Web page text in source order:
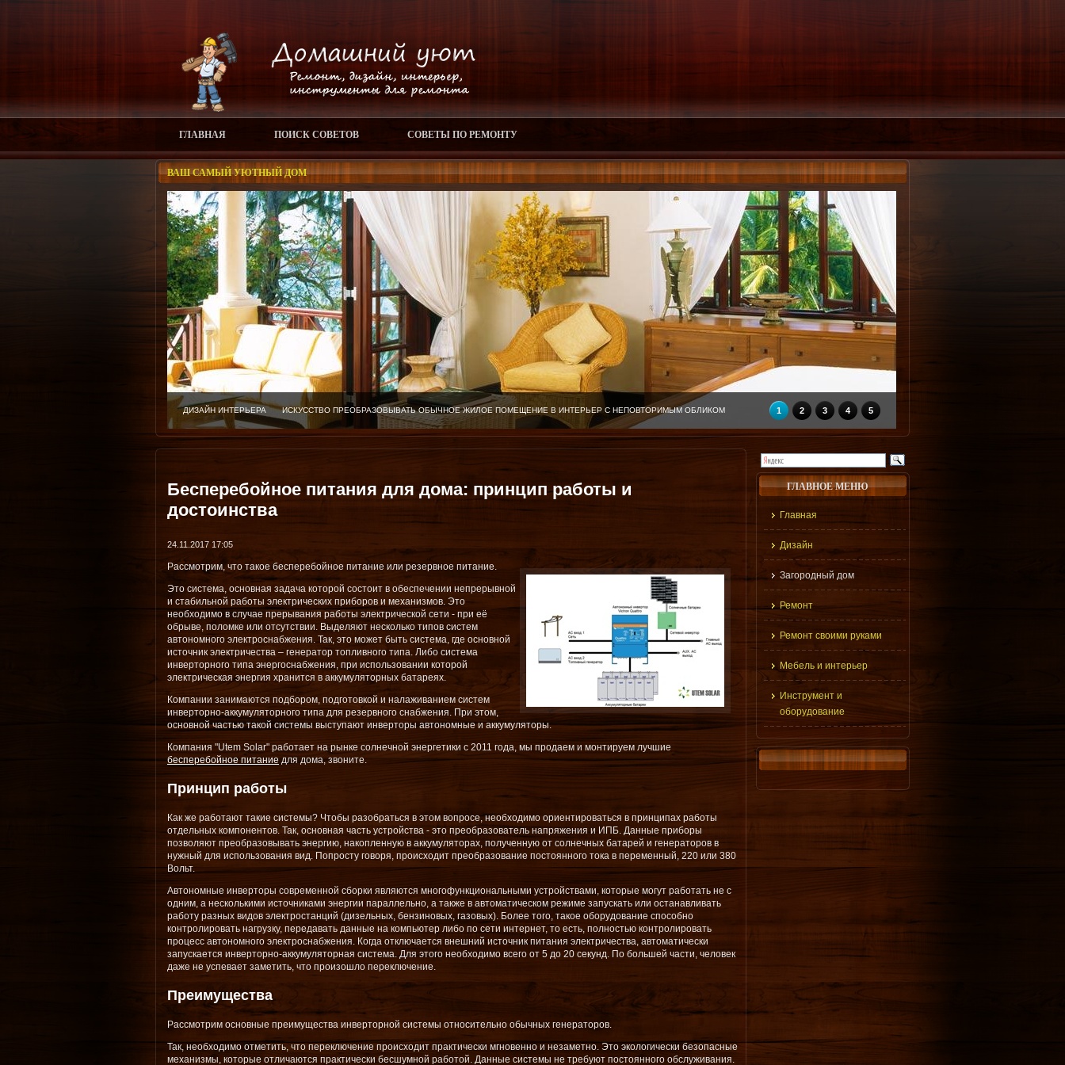
ГЛАВНАЯ ПОИСК СОВЕТОВ СОВЕТЫ ПО РЕМОНТУ
ВАШ САМЫЙ УЮТНЫЙ ДОМ
ДИЗАЙН ИНТЕРЬЕРА ИСКУССТВО ПРЕОБРАЗОВЫВАТЬ ОБЫЧНОЕ ЖИЛОЕ ПОМЕЩЕНИЕ В ИНТЕРЬЕР С НЕПОВТОРИМЫМ ОБЛИКОМ 1 2 3 4 5
Бесперебойное питания для дома: принцип работы и
достоинства
24.11.2017 17:05
Рассмотрим, что такое бесперебойное питание или резервное питание.
Это система, основная задача которой состоит в обеспечении непрерывной
и стабильной работы электрических приборов и механизмов. Это
необходимо в случае прерывания работы электрической сети - при её
обрыве, поломке или отсутствии. Выделяют несколько типов систем
автономного электроснабжения. Так, это может быть система, где основной
источник электричества – генератор топливного типа. Либо система
инверторного типа энергоснабжения, при использовании которой
электрическая энергия хранится в аккумуляторных батареях.
Компании занимаются подбором, подготовкой и налаживанием систем
инверторно-аккумуляторного типа для резервного снабжения. При этом,
основной частью такой системы выступают инверторы автономные и аккумуляторы.
Компания "Utem Solar" работает на рынке солнечной энергетики с 2011 года, мы продаем и монтируем лучшие
бесперебойное питание для дома, звоните.
Принцип работы
Как же работают такие системы? Чтобы разобраться в этом вопросе, необходимо ориентироваться в принципах работы
отдельных компонентов. Так, основная часть устройства - это преобразователь напряжения и ИПБ. Данные приборы
позволяют преобразовывать энергию, накопленную в аккумуляторах, полученную от солнечных батарей и генераторов в
нужный для использования вид. Попросту говоря, происходит преобразование постоянного тока в переменный, 220 или 380
Вольт.
Автономные инверторы современной сборки являются многофункциональными устройствами, которые могут работать не с
одним, а несколькими источниками энергии параллельно, а также в автоматическом режиме запускать или останавливать
работу разных видов электростанций (дизельных, бензиновых, газовых). Более того, такое оборудование способно
контролировать нагрузку, передавать данные на компьютер либо по сети интернет, то есть, полностью контролировать
процесс автономного электроснабжения. Когда отключается внешний источник питания электричества, автоматически
запускается инверторно-аккумуляторная система. Для этого необходимо всего от 5 до 20 секунд. По большей части, человек
даже не успевает заметить, что произошло переключение.
Преимущества
Рассмотрим основные преимущества инверторной системы относительно обычных генераторов.
Так, необходимо отметить, что переключение происходит практически мгновенно и незаметно. Это экологически безопасные
механизмы, которые отличаются практически бесшумной работой. Данные системы не требуют постоянного обслуживания.
ГЛАВНОЕ МЕНЮ
Главная
Дизайн
Загородный дом
Ремонт
Ремонт своими руками
Мебель и интерьер
Инструмент и
оборудование